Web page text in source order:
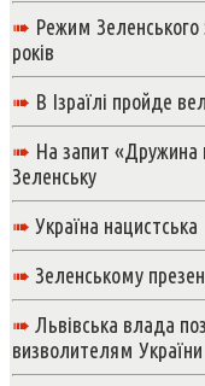
➠ Режим Зеленського
років
➠ В Ізраїлі пройде
➠ На запит «Дружина
Зеленську
➠ Україна нацистська
➠ Зеленському
➠ Львівська влада
визволителям України